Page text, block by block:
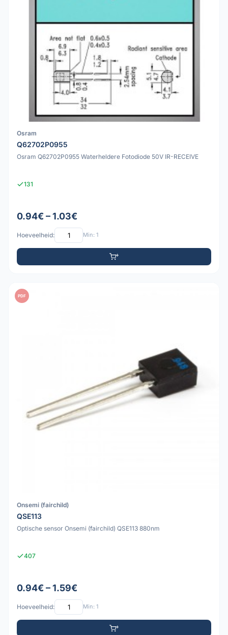
Osram
Q62702P0955
Osram Q62702P0955 Waterheldere Fotodiode 50V IR-RECEIVE
131
0.94€ – 1.03€
Hoeveelheid: Min: 1
PDF
Onsemi (fairchild)
QSE113
Optische sensor Onsemi (fairchild) QSE113 880nm
407
0.94€ – 1.59€
Hoeveelheid: Min: 1